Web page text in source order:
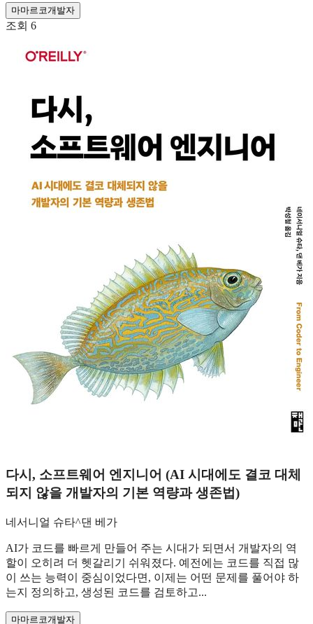
마마르코개발자
조회 6
다시, 소프트웨어 엔지니어 (AI 시대에도 결코 대체
되지 않을 개발자의 기본 역량과 생존법)
네서니얼 슈타^댄 베가
AI가 코드를 빠르게 만들어 주는 시대가 되면서 개발자의 역
할이 오히려 더 헷갈리기 쉬워졌다. 예전에는 코드를 직접 많
이 쓰는 능력이 중심이었다면, 이제는 어떤 문제를 풀어야 하
는지 정의하고, 생성된 코드를 검토하고...
마마르코 개발자